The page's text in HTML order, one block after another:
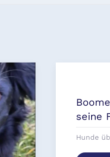
seine
Hunde